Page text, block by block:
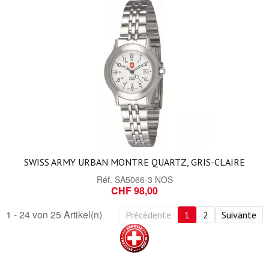
SWISS ARMY URBAN MONTRE QUARTZ, GRIS-CLAIRE
Réf. SA5066-3 NOS
CHF 98,00
1 - 24 von 25 Artikel(n)
Précédente 1 2 Suivante